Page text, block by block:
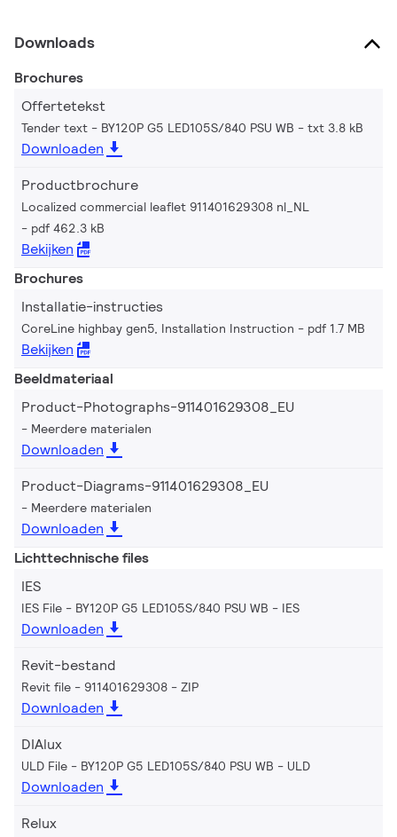
Downloads
Brochures
Offertetekst
Tender text - BY120P G5 LED105S/840 PSU WB txt 3.8 kB
Downloaden
Productbrochure
Localized commercial leaflet 911401629308 nl_NL
pdf 462.3 kB
Bekijken
Brochures
Installatie-instructies
CoreLine highbay gen5, Installation Instruction pdf 1.7 MB
Bekijken
Beeldmateriaal
Product-Photographs-911401629308_EU
Meerdere materialen
Downloaden
Product-Diagrams-911401629308_EU
Meerdere materialen
Downloaden
Lichttechnische files
IES
IES File - BY120P G5 LED105S/840 PSU WB IES
Downloaden
Revit-bestand
Revit file - 911401629308 ZIP
Downloaden
DIAlux
ULD File - BY120P G5 LED105S/840 PSU WB ULD
Downloaden
Relux